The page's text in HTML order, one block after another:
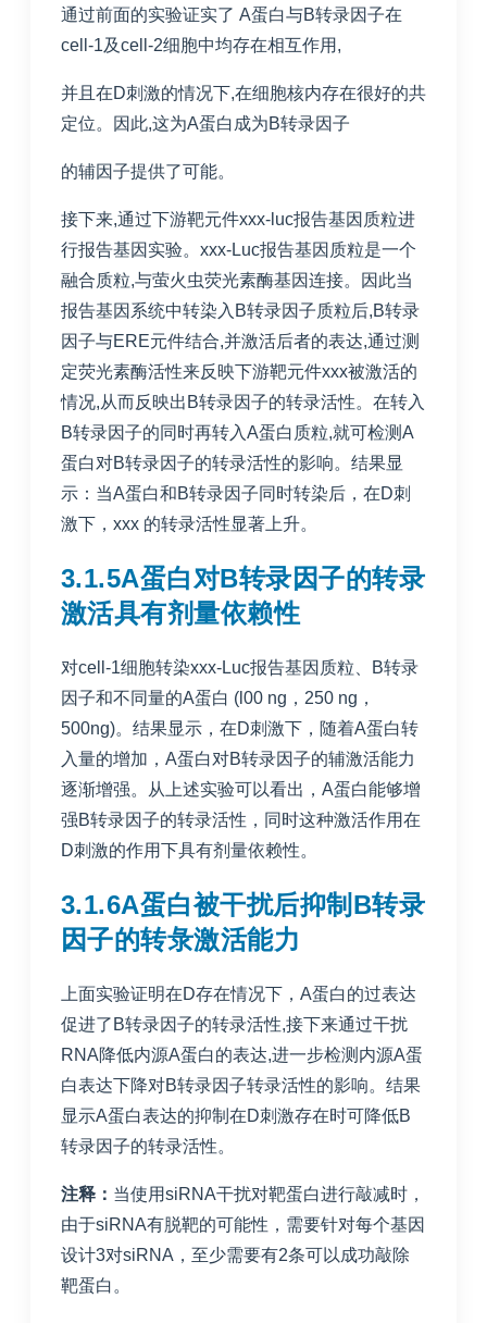
通过前面的实验证实了 A蛋白与B转录因子在
cell-1及cell-2细胞中均存在相互作用,
并且在D刺激的情况下,在细胞核内存在很好的共
定位。因此,这为A蛋白成为B转录因子
的辅因子提供了可能。
接下来,通过下游靶元件xxx-luc报告基因质粒进
行报告基因实验。xxx-Luc报告基因质粒是一个
融合质粒,与萤火虫荧光素酶基因连接。因此当
报告基因系统中转染入B转录因子质粒后,B转录
因子与ERE元件结合,并激活后者的表达,通过测
定荧光素酶活性来反映下游靶元件xxx被激活的
情况,从而反映出B转录因子的转录活性。在转入
B转录因子的同时再转入A蛋白质粒,就可检测A
蛋白对B转录因子的转录活性的影响。结果显
示：当A蛋白和B转录因子同时转染后，在D刺
激下，xxx 的转录活性显著上升。
3.1.5A蛋白对B转录因子的转录
激活具有剂量依赖性
对cell-1细胞转染xxx-Luc报告基因质粒、B转录
因子和不同量的A蛋白 (l00 ng，250 ng，
500ng)。结果显示，在D刺激下，随着A蛋白转
入量的增加，A蛋白对B转录因子的辅激活能力
逐渐增强。从上述实验可以看出，A蛋白能够增
强B转录因子的转录活性，同时这种激活作用在
D刺激的作用下具有剂量依赖性。
3.1.6A蛋白被干扰后抑制B转录
因子的转彔激活能力
上面实验证明在D存在情况下，A蛋白的过表达
促进了B转录因子的转录活性,接下来通过干扰
RNA降低内源A蛋白的表达,进一步检测内源A蛋
白表达下降对B转录因子转录活性的影响。结果
显示A蛋白表达的抑制在D刺激存在时可降低B
转录因子的转录活性。
注释： 当使用siRNA干扰对靶蛋白进行敲减时，
由于siRNA有脱靶的可能性，需要针对每个基因
设计3对siRNA，至少需要有2条可以成功敲除
靶蛋白。